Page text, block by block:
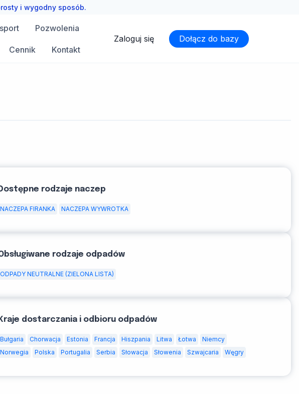
i wygodny sposób.
Pozwolenia
Cennik Kontakt
Zaloguj się Dołącz do bazy
Dostępne rodzaje naczep
NACZEPA FIRANKA NACZEPA WYWROTKA
rodzaje odpadów
ODPADY NEUTRALNE (ZIELONA LISTA)
Kraje dostarczania i odbioru odpadów
Bułgaria Chorwacja Estonia Francja Hiszpania Litwa Łotwa
Niemcy
Norwegia
Polska Portugalia Serbia Słowacja Słowenia Szwajcaria Węgry